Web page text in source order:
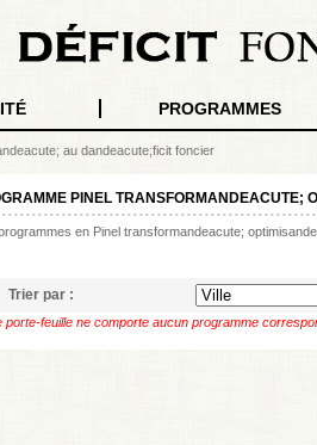
PROGRAMMES
au dandeacute;ficit foncier
PINEL TRANSFORMANDEACUTE;
en Pinel transformandeacute;
Trier par :
porte-feuille ne comporte aucun programme